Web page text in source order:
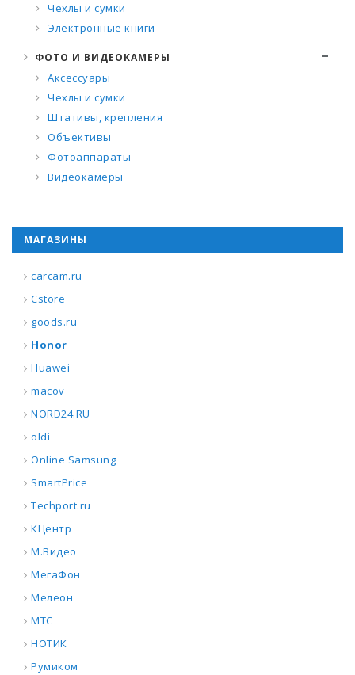
Чехлы и сумки
Электронные книги
ФОТО И ВИДЕОКАМЕРЫ
Аксессуары
Чехлы и сумки
Штативы, крепления
Объективы
Фотоаппараты
Видеокамеры
МАГАЗИНЫ
carcam.ru
Cstore
goods.ru
Honor
Huawei
macov
NORD24.RU
oldi
Online Samsung
SmartPrice
Techport.ru
КЦентр
М.Видео
МегаФон
Мелеон
МТС
НОТИК
Румиком